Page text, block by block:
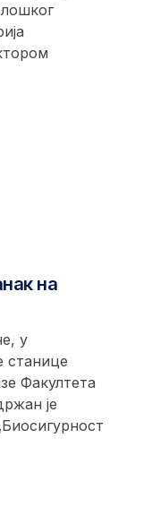
на
у
станице
Факултета
је